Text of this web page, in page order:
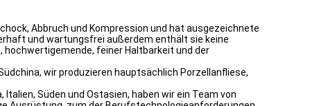
Abbruch und Kompression und hat ausgezeichnete
und wartungsfrei außerdem enthält sie keine
feiner Haltbarkeit und der
wir produzieren hauptsächlich Porzellanfliese,
Süden und Ostasien, haben wir ein Team von